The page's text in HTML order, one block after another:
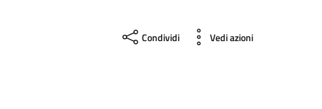
Condividi Vedi azioni